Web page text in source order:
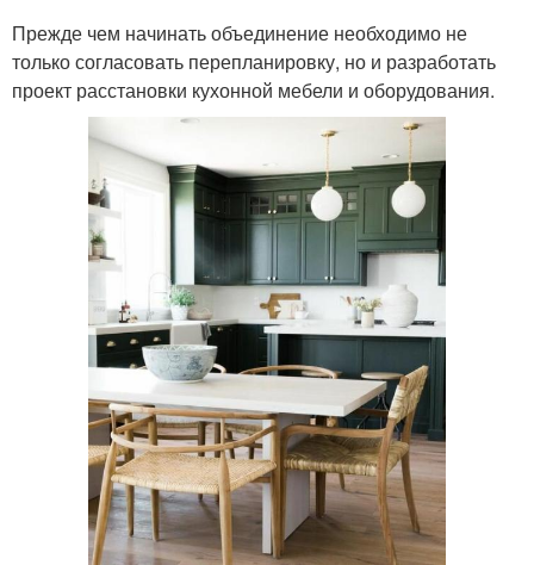
Прежде чем начинать объединение необходимо не
только согласовать перепланировку, но и разработать
проект расстановки кухонной мебели и оборудования.